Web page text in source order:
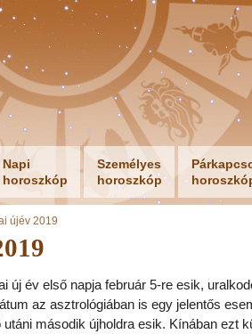
Napi
horoszkóp
Személyes
horoszkóp
újév 2019
új év első napja február 5-re esik,
az asztrológiában is egy jelentős
utáni második újholdra esik. Kínában ezt